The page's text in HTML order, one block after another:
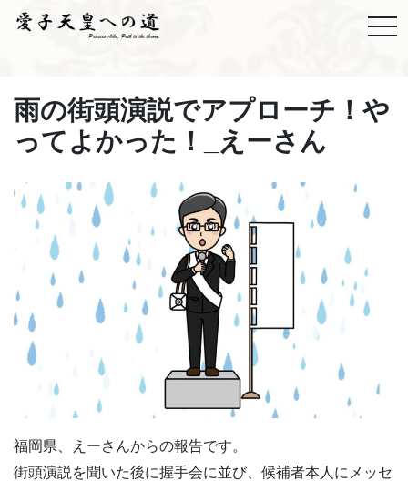
雨の街頭演説でアプローチ！や
ってよかった！_えーさん
福岡県、えーさんからの報告です。
街頭演説を聞いた後に握手会に並び、候補者本人にメッセ